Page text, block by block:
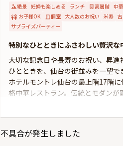
絶景 妊婦も楽しめる ランチ 高層階 中華
お子様OK
個室 大人数のお祝い 米寿
サプライズパーティー
特別なひとときにふさわしい贅沢な
大切な記念日や長寿のお祝い、昇
ひとときを、仙台の街並みを一望
ホテルモントレ仙台の最上階17階
格中華レストラン。伝統とモダンが
煮や北京ダックといった豪華な逸品
不具合が発生しました